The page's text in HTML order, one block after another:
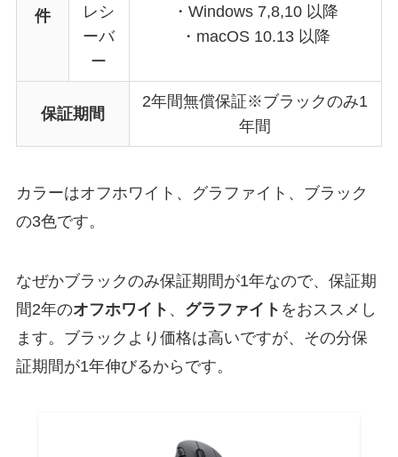
件
レシ
ーバ
ー
・Windows 7,8,10 以降
・macOS 10.13 以降
保証期間
2年間無償保証※ブラックのみ1
年間
カラーはオフホワイト、グラファイト、ブラック
の3色です。
なぜかブラックのみ保証期間が1年なので、保証期
間2年のオフホワイト 、 グラファイト をおススメし
ます。ブラックより価格は高いですが、その分保
証期間が1年伸びるからです。